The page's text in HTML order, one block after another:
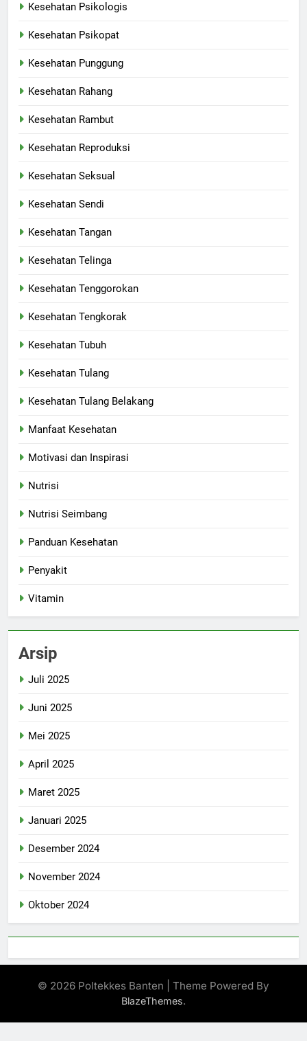
Kesehatan Psikologis
Kesehatan Psikopat
Kesehatan Punggung
Kesehatan Rahang
Kesehatan Rambut
Kesehatan Reproduksi
Kesehatan Seksual
Kesehatan Sendi
Kesehatan Tangan
Kesehatan Telinga
Kesehatan Tenggorokan
Kesehatan Tengkorak
Kesehatan Tubuh
Kesehatan Tulang
Kesehatan Tulang Belakang
Manfaat Kesehatan
Motivasi dan Inspirasi
Nutrisi
Nutrisi Seimbang
Panduan Kesehatan
Penyakit
Vitamin
Arsip
Juli 2025
Juni 2025
Mei 2025
April 2025
Maret 2025
Januari 2025
Desember 2024
November 2024
Oktober 2024
© 2026 Poltekkes Banten | Theme Powered By
BlazeThemes.